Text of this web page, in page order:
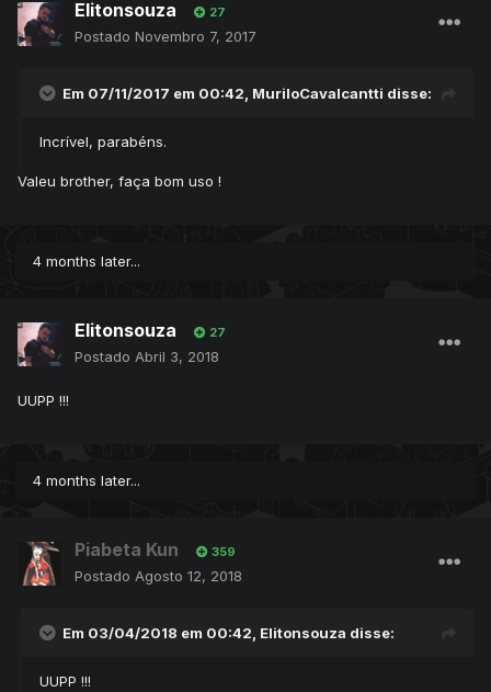
Elitonsouza 27
Postado Novembro 7, 2017
Em 07/11/2017 em 00:42, MuriloCavalcantti disse:
Incrível, parabéns.
Valeu brother, faça bom uso !
4 months later...
Elitonsouza 27
Postado Abril 3, 2018
UUPP !!!
4 months later...
Piabeta Kun 359
Postado Agosto 12, 2018
Em 03/04/2018 em 00:42, Elitonsouza disse:
UUPP !!!